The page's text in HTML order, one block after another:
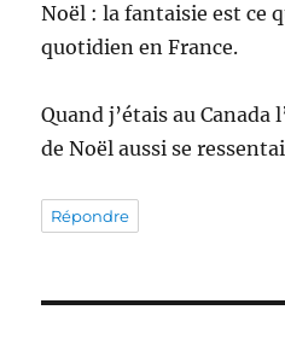
Noël : la fantaisie est ce
quotidien en France.
Quand j’étais au
de Noël aussi se
Répondre